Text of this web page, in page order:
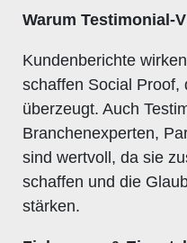
Warum Testimonial-
Kundenberichte
schaffen Social Proof,
überzeugt. Auch
Branchenexperten,
sind wertvoll, da sie
schaffen und die
stärken.